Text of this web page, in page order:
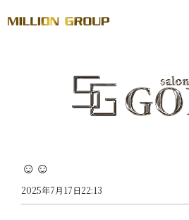
☺️☺️
2025年7月17日22:13